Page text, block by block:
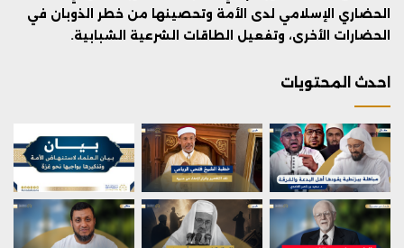
الحضاري الإسلامي لدى الأمة وتحصينها من خطر الذوبان في
الحضارات الأخرى، وتفعيل الطاقات الشرعية الشبابية.
احدث المحتويات